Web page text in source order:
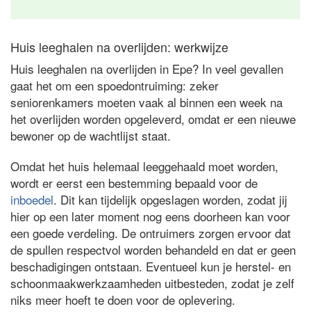
Huis leeghalen na overlijden: werkwijze
Huis leeghalen na overlijden in Epe? In veel gevallen
gaat het om een spoedontruiming: zeker
seniorenkamers moeten vaak al binnen een week na
het overlijden worden opgeleverd, omdat er een nieuwe
bewoner op de wachtlijst staat.
Omdat het huis helemaal leeggehaald moet worden,
wordt er eerst een bestemming bepaald voor de
inboedel. Dit kan tijdelijk opgeslagen worden, zodat jij
hier op een later moment nog eens doorheen kan voor
een goede verdeling. De ontruimers zorgen ervoor dat
de spullen respectvol worden behandeld en dat er geen
beschadigingen ontstaan. Eventueel kun je herstel- en
schoonmaakwerkzaamheden uitbesteden, zodat je zelf
niks meer hoeft te doen voor de oplevering.